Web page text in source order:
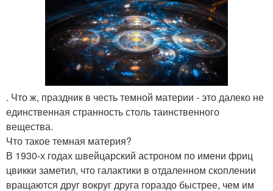
. Что ж, праздник в честь темной материи - это далеко не
единственная странность столь таинственного
вещества.
Что такое темная материя?
В 1930-х годах швейцарский астроном по имени фриц
цвикки заметил, что галактики в отдаленном скоплении
вращаются друг вокруг друга гораздо быстрее, чем им